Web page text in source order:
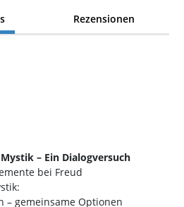
Rezensionen
– Ein Dialogversuch
bei Freud
– gemeinsame Optionen